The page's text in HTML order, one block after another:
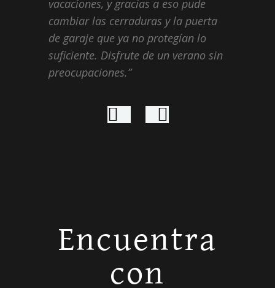
vacaciones, y gracias a eso pude
cambiar las cerraduras y la puerta
de garaje que ya no protegían lo
suficiente. Disfrute de un verano sin
preocupaciones.
Encuentra
con